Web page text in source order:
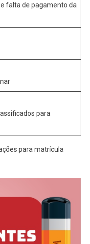
falta de pagamento da
para
para matrícula